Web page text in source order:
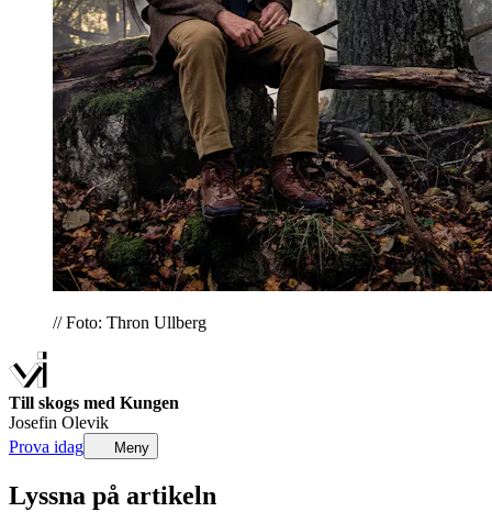
// Foto: Thron Ullberg
Till skogs med Kungen
Josefin Olevik
Prova idag
Meny
Lyssna på artikeln